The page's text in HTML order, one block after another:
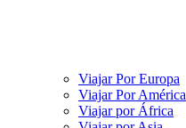
Viajar Por Europa
Viajar Por América
Viajar por África